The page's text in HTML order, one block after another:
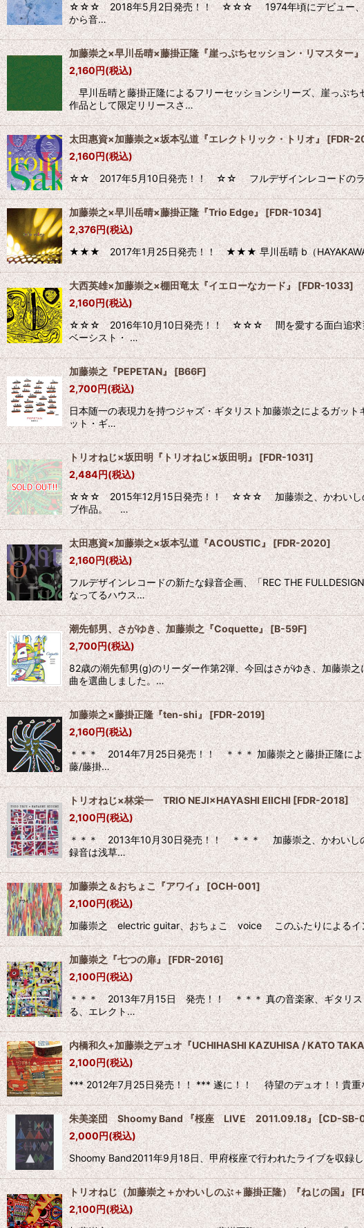
☆☆☆ 2018年5月2日発売！！ ☆☆☆ 1974年頃にデビュー、1987
から音…
加藤崇之×早川岳晴×藤掛正隆『崖っぷちセッション・リマスター』
2,160円(税込)
早川岳晴と藤掛正隆によるフリーセッションシリーズ、崖っぷち
作品として限定リリースさ…
太田惠資×加藤崇之×坂本弘道『エレクトリック・トリオ』[FDR-
2,160円(税込)
☆☆ 2017年5月10日発売！！ ☆☆ フルデザインレコードのライ
加藤崇之×早川岳晴×藤掛正隆『Trio Edge』[FDR-1034]
2,376円(税込)
★★★ 2017年1月25日発売！！ ★★★ 早川岳晴 b（
大西英雄×加藤崇之×棚田竜太『イエローなカード』 [FDR-1033]
2,160円(税込)
☆☆☆ 2016年10月10日発売！！ ☆☆☆ 間を愛する面白追求型ド
ベーシスト・ …
加藤崇之『PEPETAN』[B66F]
2,700円(税込)
日本随一の表現力を持つジャズ・ギタリスト加藤崇之によるガッ
ット・ギ…
トリオねじ×坂田明『トリオねじ×坂田明』[FDR-1031]
2,484円(税込)
☆☆☆ 2015年12月15日発売！！ ☆☆☆ 加藤崇之、かわいしのぶ
ブ作品。 …
太田惠資×加藤崇之×坂本弘道『ACOUSTIC』[FDR-2020]
2,160円(税込)
フルデザインレコードの新たな録音企画、「REC THE
なってるハウス…
潮先郁男、さがゆき、加藤崇之『Coquette』[B-59F]
2,700円(税込)
82歳の潮先郁男(g)のリーダー作第2弾、今回はさがゆき、加藤崇
曲を選曲しました。…
加藤崇之×藤掛正隆『ten-shi』[FDR-2019]
2,160円(税込)
＊＊＊ 2014年7月25日発売！！ ＊＊＊ 加藤崇之と藤掛正隆によ
藤/藤掛…
トリオねじ×林栄一 TRIO NEJI×HAYASHI EIICHI [FDR-2018]
2,100円(税込)
＊＊＊ 2013年10月30日発売！！ ＊＊＊ 加藤崇之、かわいし
録音は浅草…
加藤崇之＆おちょこ『アワイ』 [OCH-001]
2,100円(税込)
加藤崇之 electric guitar、おちょこ voice このふたりによるイン
加藤崇之『七つの扉』[FDR-2016]
2,100円(税込)
＊＊＊ 2013年7月15日 発売！！ ＊＊＊ 真の音楽家、ギタリス
る、エレクト…
内橋和久+加藤崇之デュオ『UCHIHASHI KAZUHISA / KATO
2,100円(税込)
*** 2012年7月25日発売！！ *** 遂に！！ 待望のデュオ！！貴重
朱美楽団 Shoomy Band 『桜座 LIVE 2011.09.18』 [CD-SB-
2,000円(税込)
Shoomy Band2011年9月18日、甲府桜座で行われたライブを収録
トリオねじ（加藤崇之＋かわいしのぶ＋藤掛正隆）『ねじの国』 [
2,100円(税込)